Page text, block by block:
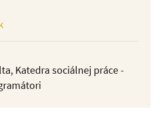
Katedra sociálnej práce -